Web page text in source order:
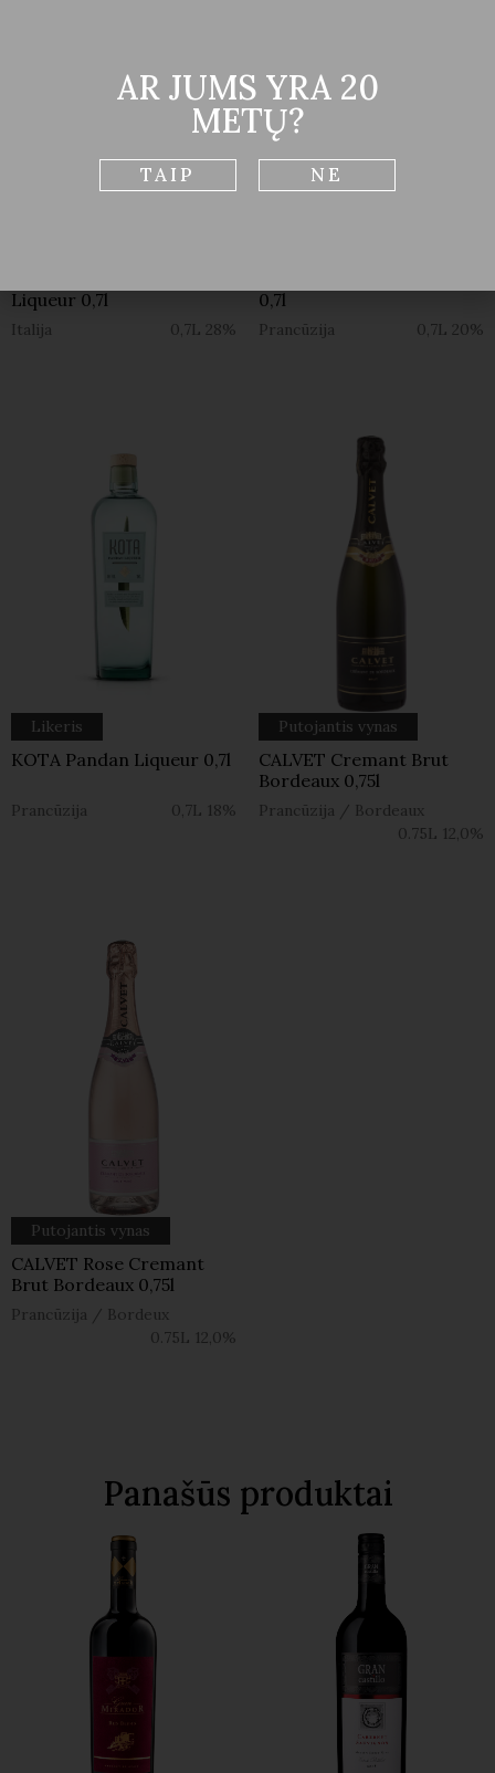
Liqueur 0,7l
Italija 0,7L 28%
0,7l
Prancūzija 0,7L 20%
Likeris
KOTA Pandan Liqueur 0,7l
Prancūzija 0,7L 18%
Putojantis vynas
CALVET Cremant Brut
Bordeaux 0,75l
Prancūzija / Bordeaux
0.75L 12,0%
Putojantis vynas
CALVET Rose Cremant
Brut Bordeaux 0,75l
Prancūzija / Bordeux
0.75L 12,0%
Panašūs produktai
AR JUMS YRA 20
METŲ?
TAIP NE